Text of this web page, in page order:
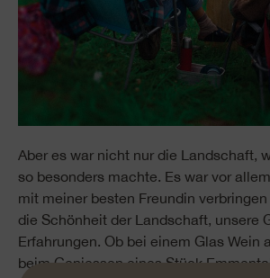
Aber es war nicht nur die Landschaft,
so besonders machte. Es war vor
mit meiner besten Freundin
die Schönheit der Landschaft, unsere
Erfahrungen. Ob bei einem Glas Wein
beim Geniessen eines Stück